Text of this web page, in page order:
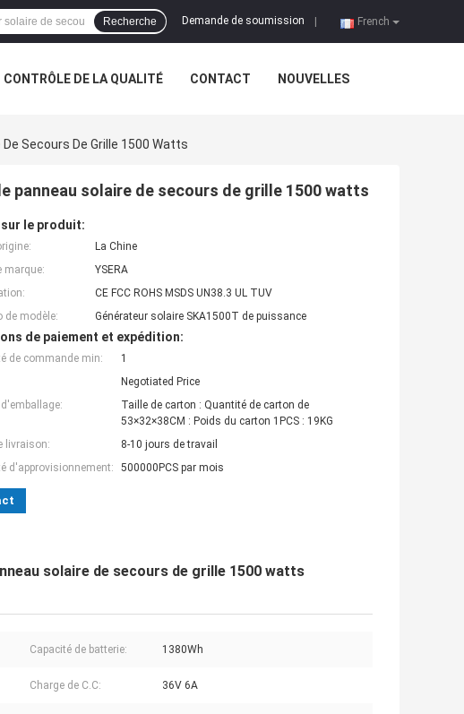
French
Demande de soumission
Recherche
CONTRÔLE DE LA QUALITÉ CONTACT NOUVELLES
Secours De Grille 1500 Watts
panneau solaire de secours de grille 1500 watts
le produit:
La Chine
marque:
YSERA
CE FCC ROHS MSDS UN38.3 UL TUV
de modèle:
Générateur solaire SKA1500T de puissance
de paiement et expédition:
de commande min:
1
Negotiated Price
Taille de carton : Quantité de carton de
53×32×38CM : Poids du carton 1PCS : 19KG
livraison:
8-10 jours de travail
d'approvisionnement:
500000PCS par mois
solaire de secours de grille 1500 watts
Capacité de batterie: 1380Wh
Charge de C.C: 36V 6A